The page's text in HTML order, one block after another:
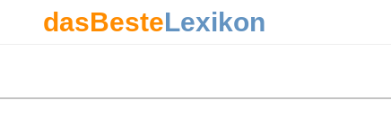
dasBesteLexikon